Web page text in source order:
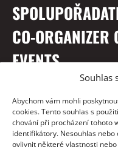
Souhlas
Abychom vám mohli
cookies. Tento souhlas s
chování při procházení tohoto
identifikátory. Nesouhlas
ovlivnit některé vlastnosti
CO-ORGANIZER
EVENTS